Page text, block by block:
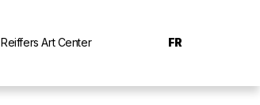
Reiffers Art Center FR